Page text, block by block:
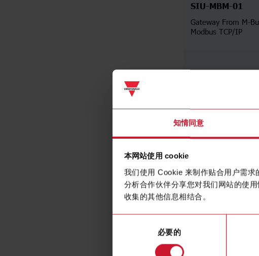
知情同意
本网站使用 cookie
我们使用 Cookie 来制作贴合用户需
分析合作伙伴分享您对我们网站的使
收集的其他信息相结合。
必要的
SIU-MBM-01
Gateway From M-
Modbus TCP/IP